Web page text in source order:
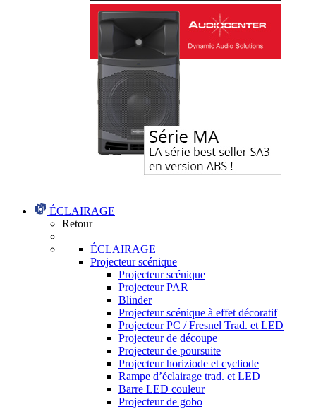
ÉCLAIRAGE
Retour
ÉCLAIRAGE
Projecteur scénique
Projecteur scénique
Projecteur PAR
Blinder
Projecteur scénique à effet décoratif
Projecteur PC / Fresnel Trad. et LED
Projecteur de découpe
Projecteur de poursuite
Projecteur horiziode et cycliode
Rampe d’éclairage trad. et LED
Barre LED couleur
Projecteur de gobo